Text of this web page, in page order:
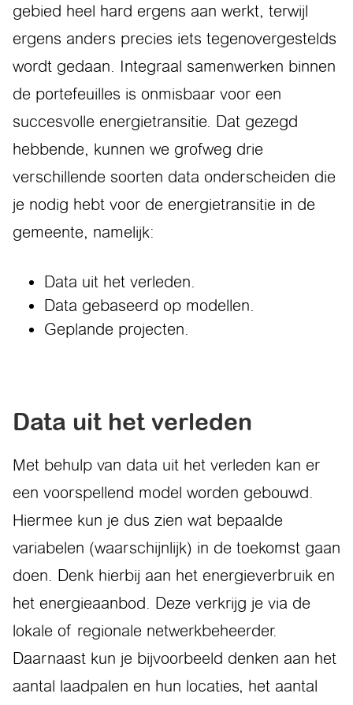
gebied heel hard ergens aan werkt, terwijl
ergens anders precies iets tegenovergestelds
wordt gedaan. Integraal samenwerken binnen
de portefeuilles is onmisbaar voor een
succesvolle energietransitie. Dat gezegd
hebbende, kunnen we grofweg drie
verschillende soorten data onderscheiden die
je nodig hebt voor de energietransitie in de
gemeente, namelijk:
Data uit het verleden.
Data gebaseerd op modellen.
Geplande projecten.
Data uit het verleden
Met behulp van data uit het verleden kan er
een voorspellend model worden gebouwd.
Hiermee kun je dus zien wat bepaalde
variabelen (waarschijnlijk) in de toekomst gaan
doen. Denk hierbij aan het energieverbruik en
het energieaanbod. Deze verkrijg je via de
lokale of regionale netwerkbeheerder.
Daarnaast kun je bijvoorbeeld denken aan het
aantal laadpalen en hun locaties, het aantal